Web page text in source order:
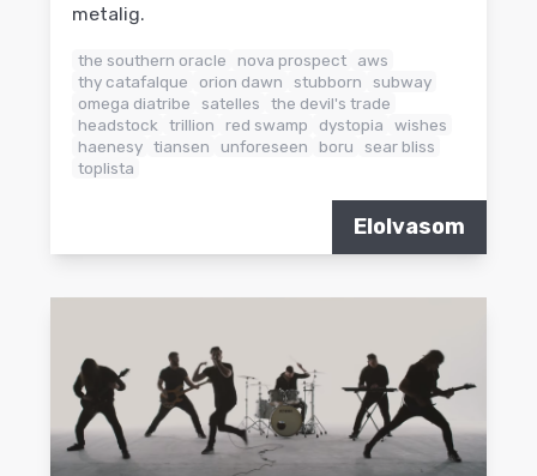
metalig.
the southern oracle nova prospect
aws
thy catafalque
orion dawn stubborn
subway
omega diatribe
satelles
the devil's trade
headstock
trillion red swamp dystopia
wishes
haenesy tiansen unforeseen boru
sear bliss
toplista
Elolvasom